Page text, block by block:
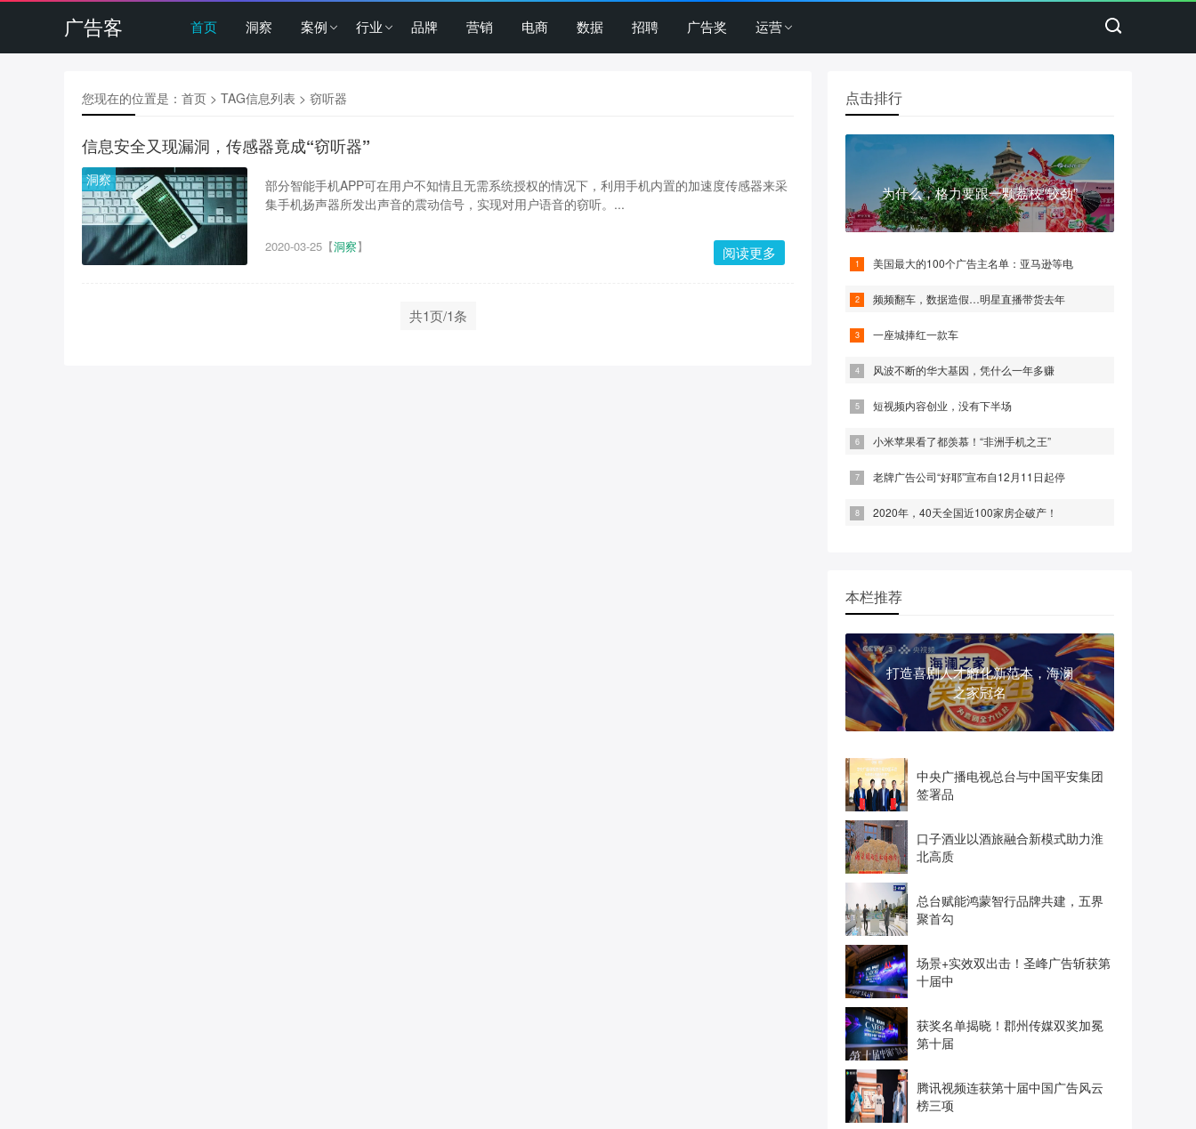
广告客 首页 洞察 案例 行业 品牌 营销 电商 数据 招聘 广告奖 运营
您现在的位置是： 首页 > TAG信息列表 > 窃听器
信息安全又现漏洞，传感器竟成“窃听器”
洞察
部分智能手机APP可在用户不知情且无需系统授权的情况下，利用手机内置的加速度传感器来采
集手机扬声器所发出声音的震动信号，实现对用户语音的窃听。...
2020-03-25【洞察】 阅读更多
共1页/1条
点击排行
为什么，格力要跟一颗荔枝“较劲”
美国最大的100个广告主名单：亚马逊等电
频频翻车，数据造假…明星直播带货去年
一座城捧红一款车
风波不断的华大基因，凭什么一年多赚
短视频内容创业，没有下半场
小米苹果看了都羡慕！“非洲手机之王”
老牌广告公司“好耶”宣布自12月11日起停
2020年，40天全国近100家房企破产！
本栏推荐
打造喜剧人才孵化新范本，海澜
之家冠名
中央广播电视总台与中国平安集团
签署品
口子酒业以酒旅融合新模式助力淮
北高质
总台赋能鸿蒙智行品牌共建，五界
聚首勾
场景+实效双出击！圣峰广告斩获第
十届中
获奖名单揭晓！郡州传媒双奖加冕
第十届
腾讯视频连获第十届中国广告风云
榜三项